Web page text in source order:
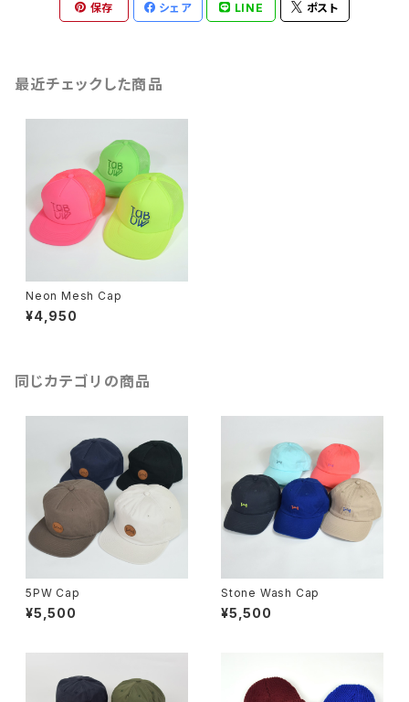
保存 シェア LINE ポスト
最近チェックした商品
Neon Mesh Cap
¥4,950
同じカテゴリの商品
5PW Cap
¥5,500
Stone Wash Cap
¥5,500